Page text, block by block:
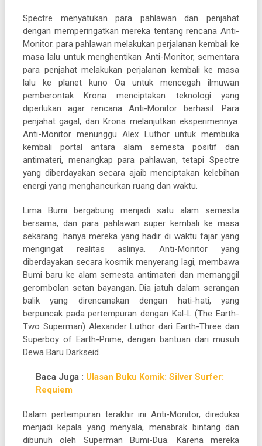
Spectre menyatukan para pahlawan dan penjahat
dengan memperingatkan mereka tentang rencana Anti-
Monitor. para pahlawan melakukan perjalanan kembali ke
masa lalu untuk menghentikan Anti-Monitor, sementara
para penjahat melakukan perjalanan kembali ke masa
lalu ke planet kuno Oa untuk mencegah ilmuwan
pemberontak Krona menciptakan teknologi yang
diperlukan agar rencana Anti-Monitor berhasil. Para
penjahat gagal, dan Krona melanjutkan eksperimennya.
Anti-Monitor menunggu Alex Luthor untuk membuka
kembali portal antara alam semesta positif dan
antimateri, menangkap para pahlawan, tetapi Spectre
yang diberdayakan secara ajaib menciptakan kelebihan
energi yang menghancurkan ruang dan waktu.
Lima Bumi bergabung menjadi satu alam semesta
bersama, dan para pahlawan super kembali ke masa
sekarang. hanya mereka yang hadir di waktu fajar yang
mengingat realitas aslinya. Anti-Monitor yang
diberdayakan secara kosmik menyerang lagi, membawa
Bumi baru ke alam semesta antimateri dan memanggil
gerombolan setan bayangan. Dia jatuh dalam serangan
balik yang direncanakan dengan hati-hati, yang
berpuncak pada pertempuran dengan Kal-L (The Earth-
Two Superman) Alexander Luthor dari Earth-Three dan
Superboy of Earth-Prime, dengan bantuan dari musuh
Dewa Baru Darkseid.
Baca Juga : Ulasan Buku Komik: Silver Surfer:
Requiem
Dalam pertempuran terakhir ini Anti-Monitor, direduksi
menjadi kepala yang menyala, menabrak bintang dan
dibunuh oleh Superman Bumi-Dua. Karena mereka